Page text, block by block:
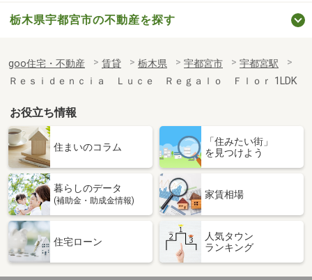
栃木県宇都宮市の不動産を探す
goo住宅・不動産 賃貸 栃木県 宇都宮市
宇都宮駅
Ｒｅｓｉｄｅｎｃｉａ Ｌｕｃｅ Ｒｅｇａｌｏ Ｆｌｏｒ 1LDK
お役立ち情報
住まいのコラム
「住みたい街」
を見つけよう
暮らしのデータ
(補助金・助成金情報)
家賃相場
住宅ローン
人気タウン
ランキング